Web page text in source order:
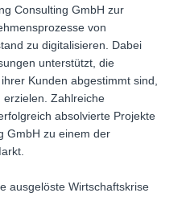
Consulting GmbH zur
von
zu digitalisieren. Dabei
unterstützt, die
Kunden abgestimmt sind,
erzielen. Zahlreiche
absolvierte Projekte
GmbH zu einem der
ausgelöste Wirtschaftskrise